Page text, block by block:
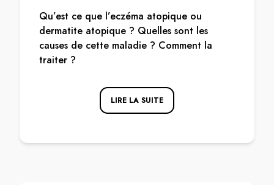
Qu’est ce que l’eczéma atopique ou
dermatite atopique ? Quelles sont les
causes de cette maladie ? Comment la
traiter ?
LIRE LA SUITE